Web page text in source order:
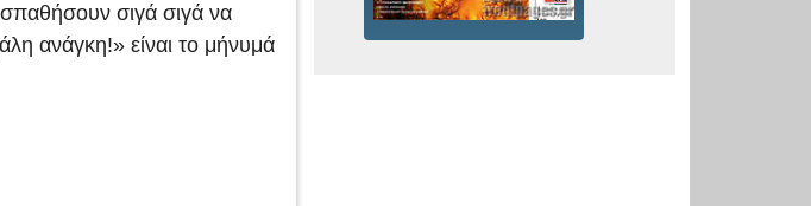
σιγά σιγά να
ανάγκη!» είναι το μήνυμά